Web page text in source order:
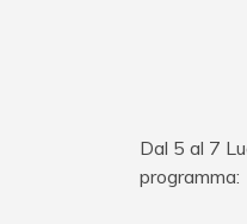
Dal 5 al 7
programma: